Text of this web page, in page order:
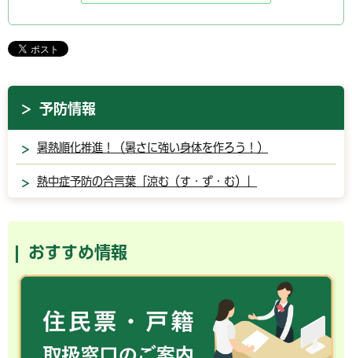
予防情報
暑熱順化推進！（暑さに強い身体を作ろう！）
熱中症予防の合言葉「涼む（す・ず・む）」
おすすめ情報